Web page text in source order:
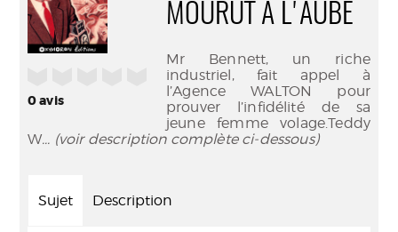
0avis
MOURUT À L'AUBE
Mr Bennett, un riche
industriel, fait appel à
l’Agence WALTON pour
prouver l’infidélité de sa
jeune femme volage.Teddy
W... (voir description complète ci-dessous)
Sujet Description